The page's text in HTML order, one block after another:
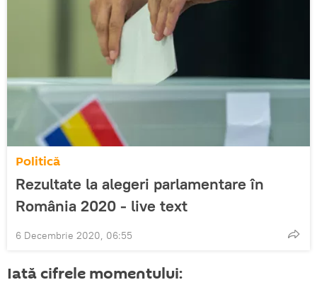
Politică
Rezultate la alegeri parlamentare în
România 2020 - live text
6 Decembrie 2020, 06:55
Iată cifrele momentului: